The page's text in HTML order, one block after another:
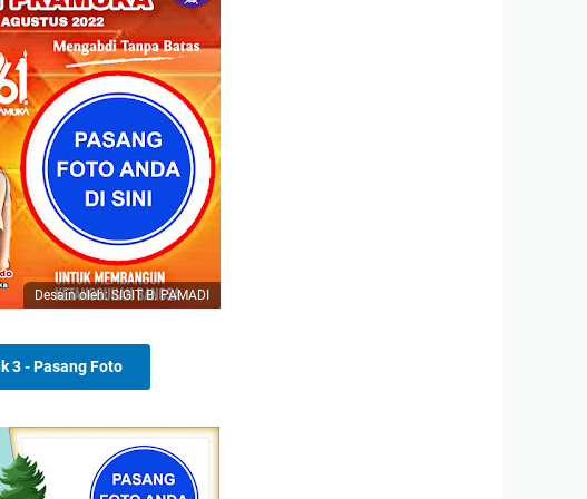
Desain oleh: SIGIT B. PAMADI
3 - Pasang Foto